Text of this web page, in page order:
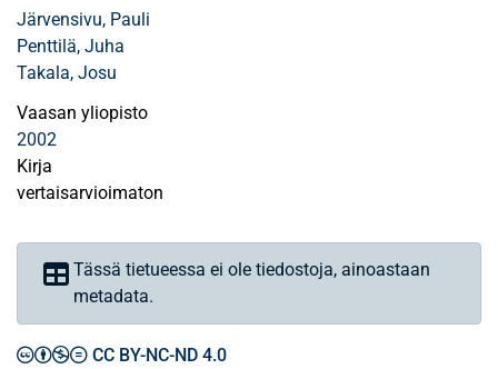
Järvensivu, Pauli
Penttilä, Juha
Takala, Josu
Vaasan yliopisto
2002
Kirja
vertaisarvioimaton
Tässä tietueessa ei ole tiedostoja, ainoastaan
metadata.
CC BY-NC-ND 4.0